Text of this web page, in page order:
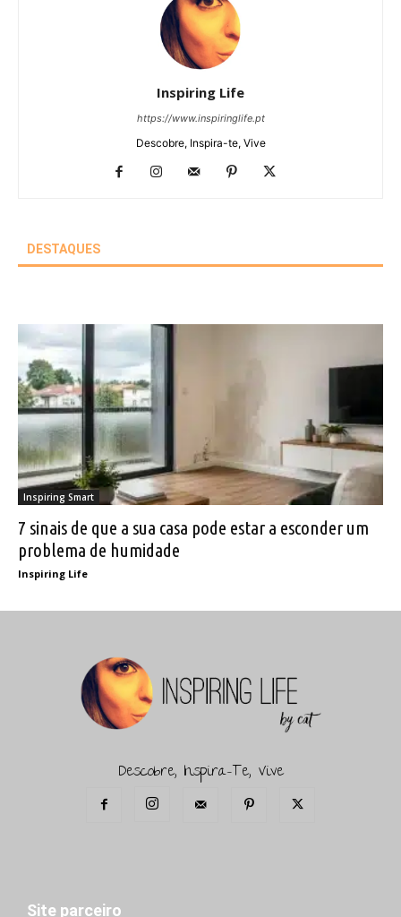
Inspiring Life
https://www.inspiringlife.pt
Descobre, Inspira-te, Vive
DESTAQUES
Inspiring Smart
7 sinais de que a sua casa pode estar a esconder um
problema de humidade
Inspiring Life
Descobre, Inspira-Te, Vive
Site parceiro